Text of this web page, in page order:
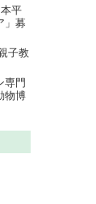
平
」募
子教
専門
物博